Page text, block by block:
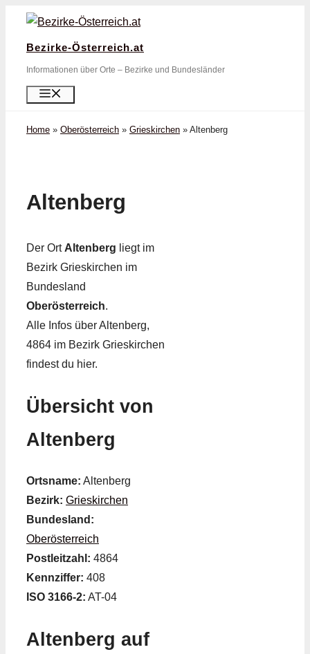
Zum
springen
Bezirke-Österreich.at
Informationen über Orte – Bezirke und Bundesländer
Home » Oberösterreich » Grieskirchen » Altenberg
Altenberg
Der OrtAltenberg liegt im
Bezirk Grieskirchen im
Bundesland
Oberösterreich.
Alle Infos über Altenberg,
4864 im Bezirk Grieskirchen
findest du hier.
Übersicht von
Altenberg
Ortsname: Altenberg
Bezirk: Grieskirchen
Bundesland:
Oberösterreich
Postleitzahl: 4864
Kennziffer: 408
ISO 3166-2: AT-04
Altenberg auf